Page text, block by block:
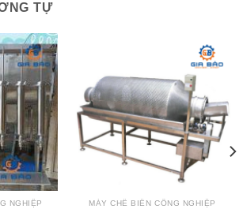
TỰ
NGHIỆP MÁY CHẾ BIẾN CÔNG NGHIỆP